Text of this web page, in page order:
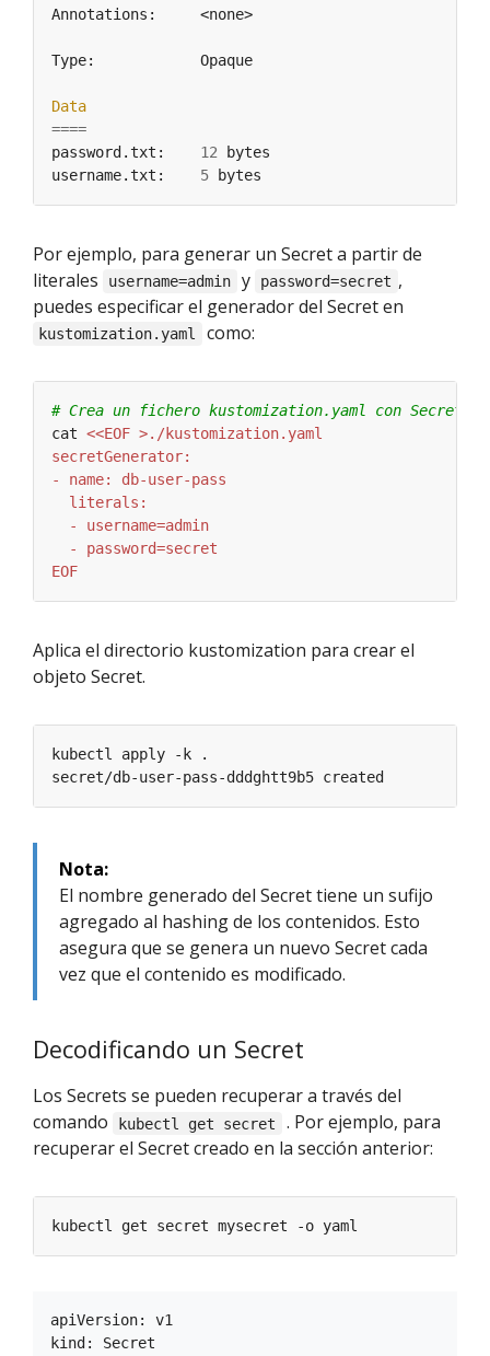
Data
====
password.txt: 12
username.txt: 5
Por ejemplo, para generar un Secret a partir de
literales
username=admin y password=secret ,
puedes especificar el generador del Secret en
kustomization.yaml como:
# Crea un fichero kustomization.yaml con
cat
EOF
Aplica el directorio kustomization para crear el
objeto Secret.
Nota:
El nombre generado del Secret tiene un sufijo
agregado al hashing de los contenidos. Esto
asegura que se genera un nuevo Secret cada
vez que el contenido es modificado.
Decodificando un Secret
Los Secrets se pueden recuperar a través del
comando
kubectl get secret
. Por ejemplo, para
recuperar el Secret creado en la sección anterior:
apiVersion: v1
kind: Secret